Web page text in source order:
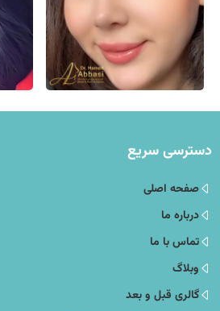
دسترسی سریع
صفحه اصلی
درباره ما
تماس با ما
وبلاگ
گالری قبل و بعد